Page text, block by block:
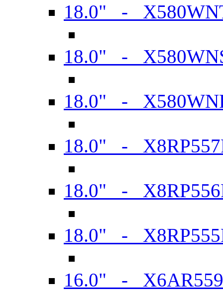
18.0" -
18.0" -
18.0" -
18.0" -
18.0" -
18.0" -
16.0" -